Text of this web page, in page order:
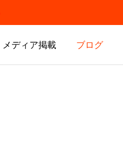
メディア掲載 ブログ